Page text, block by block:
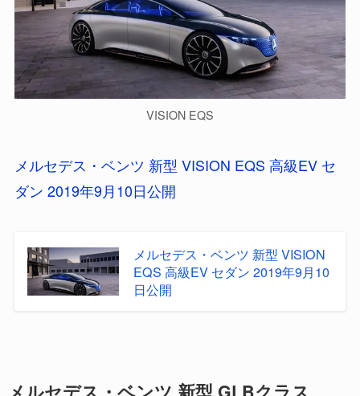
VISION EQS
メルセデス・ベンツ 新型 VISION EQS 高級EV セ
ダン 2019年9月10日公開
メルセデス・ベンツ 新型 VISION
EQS 高級EV セダン 2019年9月10
日公開